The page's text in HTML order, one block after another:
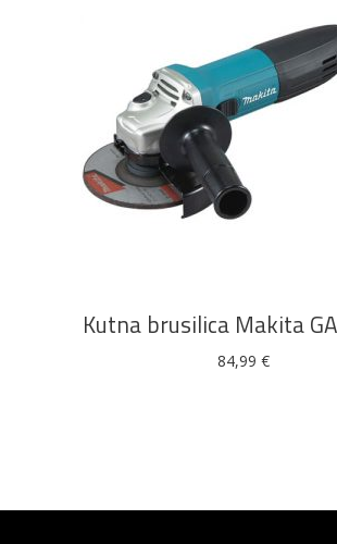
DODAJ U KOŠARICU
Kutna brusilica Makita
84,99 €